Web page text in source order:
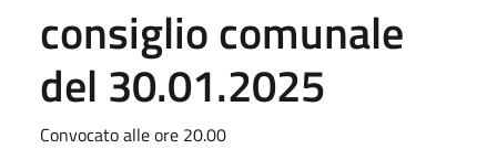
consiglio comunale
del 30.01.2025
Convocato alle ore 20.00